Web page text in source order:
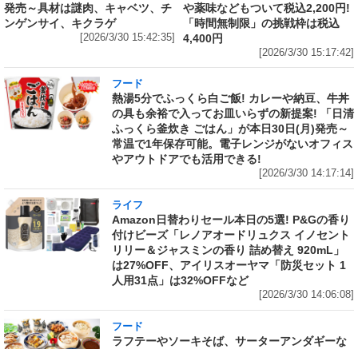
発売～具材は謎肉、キャベツ、チ
ンゲンサイ、キクラゲ
[2026/3/30 15:42:35]
や薬味などもついて税込2,200円!
「時間無制限」の挑戦枠は税込
4,400円
[2026/3/30 15:17:42]
フード
熱湯5分でふっくら白ご飯! カレーや納豆、牛丼
の具も余裕で入ってお皿いらずの新提案! 「日清
ふっくら釜炊き ごはん」が本日30日(月)発売～
常温で1年保存可能。電子レンジがないオフィス
やアウトドアでも活用できる!
[2026/3/30 14:17:14]
ライフ
Amazon日替わりセール本日の5選! P&Gの香り
付けビーズ「レノアオードリュクス イノセント
リリー＆ジャスミンの香り 詰め替え 920mL」
は27%OFF、アイリスオーヤマ「防災セット 1
人用31点」は32%OFFなど
[2026/3/30 14:06:08]
フード
ラフテーやソーキそば、サーターアンダギーな